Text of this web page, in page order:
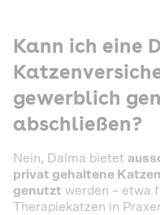
Kann ich eine
gewerblich
abschließen?
Nein, Dalma bietet
privat gehaltene Katzen
genutzt werden – etwa
Therapiekatzen in